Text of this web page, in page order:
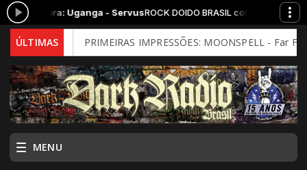
Uganga - ServusROCK DOIDO BRASIL com Argoth das 18:00
ÚLTIMASPRIMEIRAS IMPRESSÕES: MOONSPELL - Far From God
MENU